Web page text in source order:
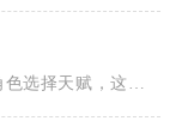
选择天赋，这些